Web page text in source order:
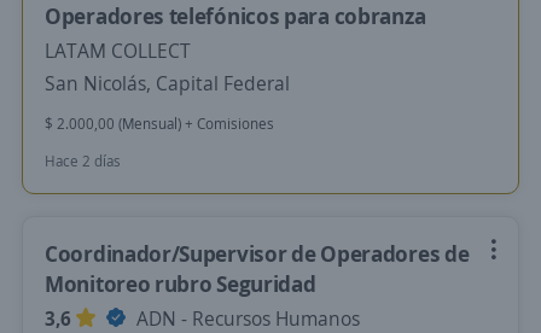
Operadores telefónicos para cobranza
LATAM COLLECT
San Nicolás, Capital Federal
$ 2.000,00 (Mensual) + Comisiones
Hace 2 días
Coordinador/Supervisor de Operadores de
Monitoreo rubro Seguridad
3,6
ADN - Recursos Humanos